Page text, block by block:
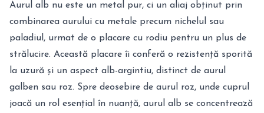
Aurul alb nu este un metal pur, ci un aliaj obținut prin
combinarea aurului cu metale precum nichelul sau
paladiul, urmat de o placare cu rodiu pentru un plus de
strălucire. Această placare îi conferă o rezistență sporită
la uzură și un aspect alb-argintiu, distinct de aurul
galben sau roz. Spre deosebire de aurul roz, unde cuprul
joacă un rol esențial în nuanță, aurul alb se concentrează